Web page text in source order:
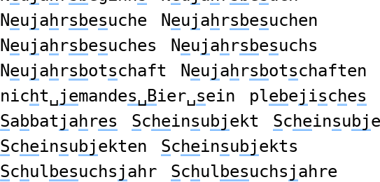
Neujahrsbesuche Neujahrsbesuchen
Neujahrsbesuches Neujahrsbesuchs
Neujahrsbotschaft Neujahrsbotschaften
nicht␣jemandes␣Bier␣sein plebej isches
Sabbatjahres Scheinsubjekt Scheinsubj
Scheinsubjekten Scheinsubjekts
Schulbesuchsjahr Schulbesuchsjahre